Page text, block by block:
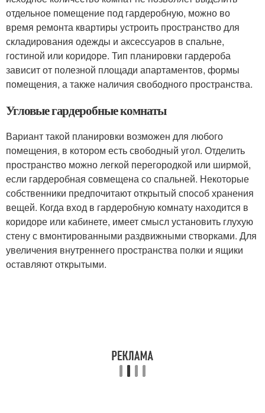
отдельное помещение под гардеробную, можно во
время ремонта квартиры устроить пространство для
складирования одежды и аксессуаров в спальне,
гостиной или коридоре. Тип планировки гардероба
зависит от полезной площади апартаментов, формы
помещения, а также наличия свободного пространства.
Угловые гардеробные комнаты
Вариант такой планировки возможен для любого
помещения, в котором есть свободный угол. Отделить
пространство можно легкой перегородкой или ширмой,
если гардеробная совмещена со спальней. Некоторые
собственники предпочитают открытый способ хранения
вещей. Когда вход в гардеробную комнату находится в
коридоре или кабинете, имеет смысл установить глухую
стену с вмонтированными раздвижными створками. Для
увеличения внутреннего пространства полки и ящики
оставляют открытыми.